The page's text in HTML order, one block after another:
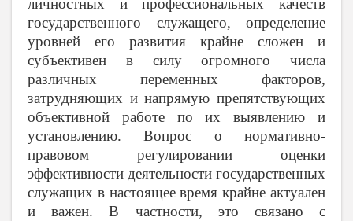
личностных и профессиональных качеств
государственного служащего, определение
уровней его развития крайне сложен и
субъективен в силу огромного числа
различных переменных факторов,
затрудняющих и напрямую препятствующих
объективной работе по их выявлению и
установлению. Вопрос о нормативно-
правовом регулировании оценки
эффективности деятельности государственных
служащих в настоящее время крайне актуален
и важен. В частности, это связано с